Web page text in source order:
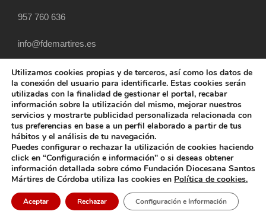
957 760 636
info@fdemartires.es
Calle Torrijos, 12. 14003. Córdoba (Spain)
COPYRIGHT 2025 FUNDACIÓN DIOCESANA
SANTOS MÁRTIRES, ALL RIGHT RESERVED
Utilizamos cookies propias y de terceros, así como los datos de
la conexión del usuario para identificarle. Estas cookies serán
utilizadas con la finalidad de gestionar el portal, recabar
información sobre la utilización del mismo, mejorar nuestros
servicios y mostrarte publicidad personalizada relacionada con
tus preferencias en base a un perfil elaborado a partir de tus
hábitos y el análisis de tu navegación.
Puedes configurar o rechazar la utilización de cookies haciendo
click en “Configuración e información" o si deseas obtener
información detallada sobre cómo Fundación Diocesana Santos
Mártires de Córdoba utiliza las cookies en Política de cookies.
Aceptar Rechazar Configuración e Información